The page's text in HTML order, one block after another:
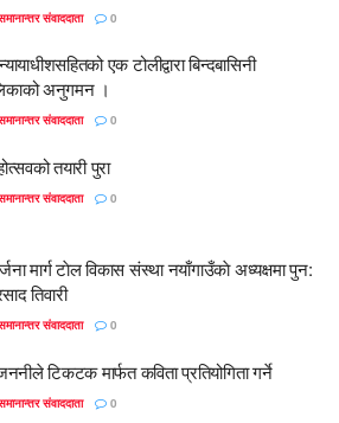
संवाददाता 0
एक टोलीद्वारा बिन्दबासिनी
अनुगमन ।
संवाददाता 0
तयारी पुरा
संवाददाता 0
मार्ग टाेल विकास संस्था नयाँगाउँकाे अध्यक्षमा पुन:
तिवारी
संवाददाता 0
टिकटक मार्फत कविता प्रतियोगिता गर्ने
संवाददाता 0